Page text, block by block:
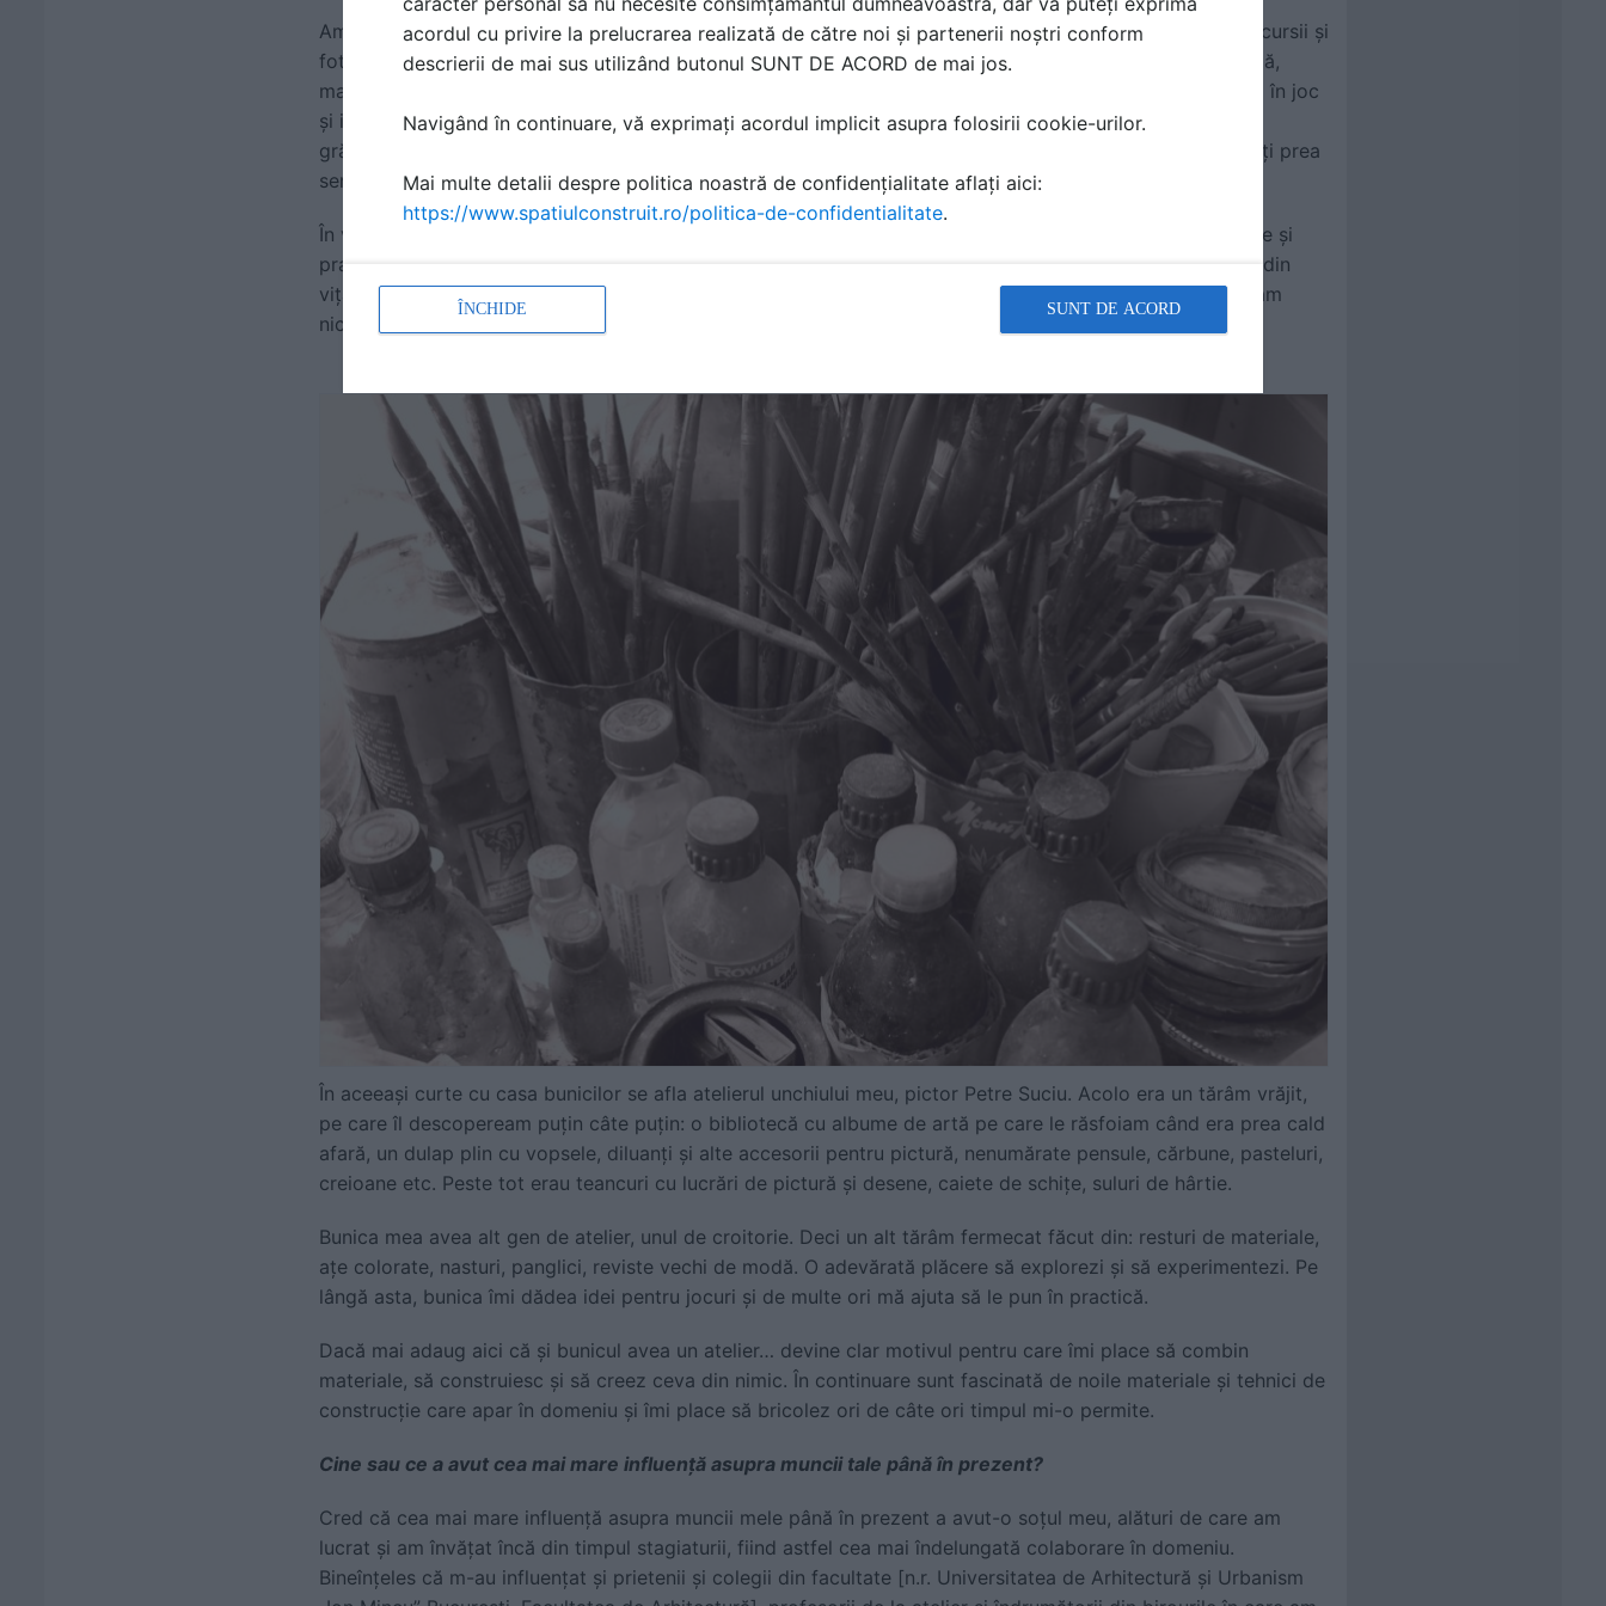
Am copilărit în anii ’80 într-o familie în care se asculta muzică, se citea, se conversa, se făceau vizite, excursii și
fotografii și aproape toată lumea desena frumos. Cu toate că, în acele vremuri, existența devenise dificilă,
marcată de lipsuri și interdicții, copilăria mea comunistă a fost, cumva, ferită de neplăceri, prin evadarea în joc
și imaginație. M-am jucat mult și, astfel, m-am bucurat de libertate. Împreună cu fratele meu inventam o
grămadă de instalații și „experimente” care întorceau casa cu susul în jos, dar pentru care nu eram certați prea
serios, așa că ideile ne reveneau „îmbunătățite”. Adeseori ne jucam pe afară cu copiii de la bloc.
În vacanțele de vară stăteam la casa bunicilor din Hunedoara unde din cauza furnalelor era multă poluare și
praf. Din acest motiv curtea casei avea o vegetație bogată care să filtreze praful: flori, pomi și umbrare din
viță de vie. Mie mi se părea raiul pe pământ. Aici mă bucuram de și mai multă libertate și nu mă plictiseam
niciodată pentru că aveam nenumărate ocazii de a „cotrobăi”.
În aceeași curte cu casa bunicilor se afla atelierul unchiului meu, pictor Petre Suciu. Acolo era un tărâm vrăjit,
pe care îl descopeream puțin câte puțin: o bibliotecă cu albume de artă pe care le răsfoiam când era prea cald
afară, un dulap plin cu vopsele, diluanți și alte accesorii pentru pictură, nenumărate pensule, cărbune, pasteluri,
creioane etc. Peste tot erau teancuri cu lucrări de pictură și desene, caiete de schițe, suluri de hârtie.
Bunica mea avea alt gen de atelier, unul de croitorie. Deci un alt tărâm fermecat făcut din: resturi de materiale,
ațe colorate, nasturi, panglici, reviste vechi de modă. O adevărată plăcere să explorezi și să experimentezi. Pe
lângă asta, bunica îmi dădea idei pentru jocuri și de multe ori mă ajuta să le pun în practică.
Dacă mai adaug aici că și bunicul avea un atelier… devine clar motivul pentru care îmi place să combin
materiale, să construiesc și să creez ceva din nimic. În continuare sunt fascinată de noile materiale și tehnici de
construcție care apar în domeniu și îmi place să bricolez ori de câte ori timpul mi-o permite.
Cine sau ce a avut cea mai mare influenţă asupra muncii tale până în prezent?
Cred că cea mai mare influență asupra muncii mele până în prezent a avut-o soțul meu, alături de care am
lucrat și am învățat încă din timpul stagiaturii, fiind astfel cea mai îndelungată colaborare în domeniu.
Bineînțeles că m-au influențat și prietenii și colegii din facultate [n.r. Universitatea de Arhitectură și Urbanism
acordul cu privire la prelucrarea realizată de către noi și partenerii noștri conform
descrierii de mai sus utilizând butonul SUNT DE ACORD de mai jos.
Navigând în continuare, vă exprimați acordul implicit asupra folosirii cookie-urilor.
Mai multe detalii despre politica noastră de confidențialitate aflați aici:
https://www.spatiulconstruit.ro/politica-de-confidentialitate.
ÎNCHIDE SUNT DE ACORD